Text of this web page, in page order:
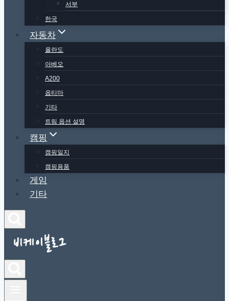
서부
한국
자동차
올란도
아베오
A200
옵티마
기타
트림 옵션 설명
캠핑
캠핑일지
캠핑용품
게임
기타